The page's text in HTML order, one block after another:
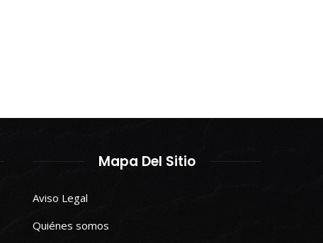
Mapa Del Sitio
Aviso Legal
Quiénes somos